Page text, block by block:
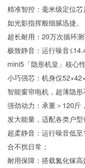
精准智控：毫米级定位
如光影指挥般细腻迅捷。
超长耐用：20万次循环测
极致静音：运行噪音
mini5「隐形机皇」核心
小巧强芯：机身仅
智能窗帘电机，超薄隐形
强劲动力：承重＞120斤
发大能量，适配各类户型
超柔静音：运行噪音低
合不扰日常；
耐用保障：搭载氮化镓